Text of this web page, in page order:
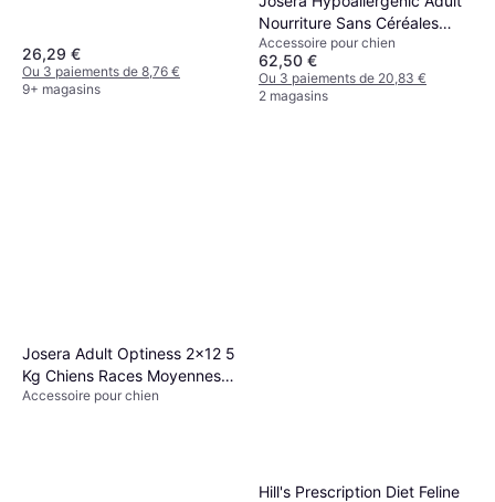
26,29 €
Ou 3 paiements de 8,76 €
9+ magasins
Nourriture Sans Céréales
12.5kg
Accessoire pour chien
62,50 €
Ou 3 paiements de 20,83 €
2 magasins
Josera Adult Optiness 2x12 5
Kg Chiens Races Moyennes
Grandes Avec Grosses
Accessoire pour chien
Hill's Prescription Diet Feline